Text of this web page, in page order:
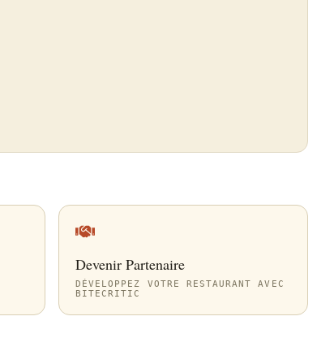
Devenir Partenaire
DÉVELOPPEZ VOTRE RESTAURANT AVEC
BITECRITIC